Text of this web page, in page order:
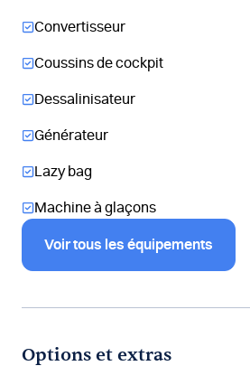
Convertisseur
Coussins de cockpit
Dessalinisateur
Générateur
Lazy bag
Machine à glaçons
Voir tous les équipements
Options et extras